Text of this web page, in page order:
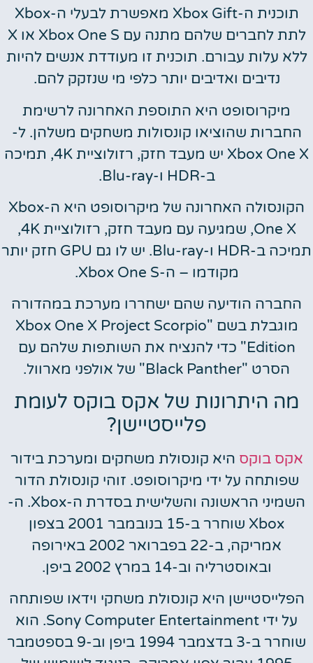
תוכנית ה-Xbox Gift מאפשרת לבעלי ה-Xbox
לתת לחברים שלהם מתנה עם Xbox One S או X
ללא עלות עבורם. תוכנית זו מעודדת אנשים להיות
נדיבים ואדיבים יותר כלפי מי שנזקק להם.
מיקרוסופט היא התוספת האחרונה לרשימת
החברות שהוציאו קונסולות משחקים משלהן. ל-
Xbox One X יש מעבד חזק, רזולוציית 4K, תמיכה
ב-HDR ו-Blu-ray.
הקונסולה האחרונה של מיקרוסופט היא ה-Xbox
One X, שמגיעה עם מעבד חזק, רזולוציית 4K,
תמיכה ב-HDR ו-Blu-ray. יש לו גם GPU חזק יותר
מקודמו – ה-Xbox One S.
החברה הודיעה שהם ישחררו מערכת במהדורה
מוגבלת בשם "Xbox One X Project Scorpio
Edition" כדי להנציח את השותפות שלהם עם
הסרט "Black Panther" של אולפני מארוול.
מה היתרונות של אקס בוקס לעומת
פלייסטיישן?
אקס בוקס היא קונסולת משחקים ומערכת בידור
שפותחה על ידי מיקרוסופט. זוהי קונסולת הדור
השמיני הראשונה והשלישית בסדרת ה-Xbox. ה-
Xbox שוחרר ב-15 בנובמבר 2001 בצפון
אמריקה, ב-22 בפברואר 2002 באירופה
ובאוסטרליה וב-14 במרץ 2002 ביפן.
הפלייסטיישן היא קונסולת משחקי וידאו שפותחה
על ידי Sony Computer Entertainment. הוא
שוחרר ב-3 בדצמבר 1994 ביפן וב-9 בספטמבר